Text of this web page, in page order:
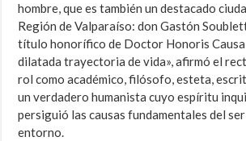
hombre, que es también un destacado
Región de Valparaíso: don Gastón
título honorífico de Doctor Honoris Causa
dilatada trayectoria de vida», afirmó el
rol como académico, filósofo, esteta,
un verdadero humanista cuyo espíritu
persiguió las causas fundamentales del
entorno.